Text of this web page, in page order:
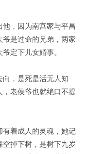
，因为南宫家与平昌
是过命的兄弟，两家
定下儿女婚事。
向，是死是活无人知
老侯爷也就绝口不提
有着成人的灵魂，她记
掉下树，是树下九岁